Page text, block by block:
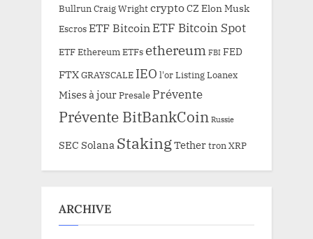
BullrunCraig WrightcryptoCZ Elon Musk
EscrosETF Bitcoin ETF Bitcoin Spot
ETF EthereumETFs ethereum FBI FED
FTXGRAYSCALE IEO l'orListingLoanex
Mises à jourPresale Prévente
Prévente BitBankCoin Russie
SEC Solana StakingTethertronXRP
ARCHIVE